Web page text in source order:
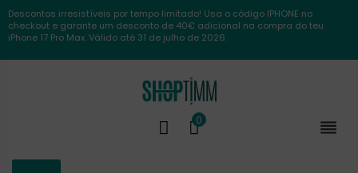
Descontos irresistíveis por tempo limitado! Usa o código IPHONE no
checkout e garante um desconto de 40€ adicional na compra do teu
iPhone 17 Pro Max. Válido até 31 de julho de 2026.

0